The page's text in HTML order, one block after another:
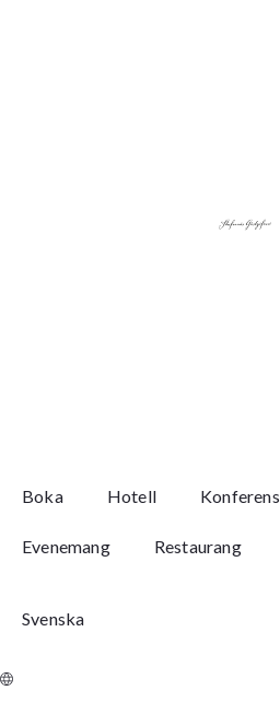
Boka Hotell Konferens
Evenemang Restaurang
Svenska